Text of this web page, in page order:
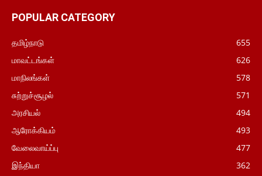
POPULAR CATEGORY
தமிழ்நாடு
655
மாவட்டங்கள்
626
மாநிலங்கள்
578
சுற்றுச்சூழல்
571
அரசியல்
494
ஆரோக்கியம்
493
வேலைவாய்ப்பு
477
இந்தியா
362